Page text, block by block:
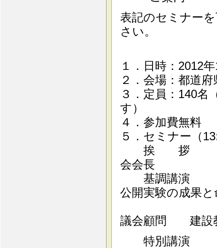
表記のセミナー
さい。
１．日時：2012
２．会場：都道
３．定員：140
す）
４．参加費無料
５．セミナー（
挨 拶 小嶋
会会長
基調講演 「突
公開実験の成果
議会顧問 建設
特別講演 「